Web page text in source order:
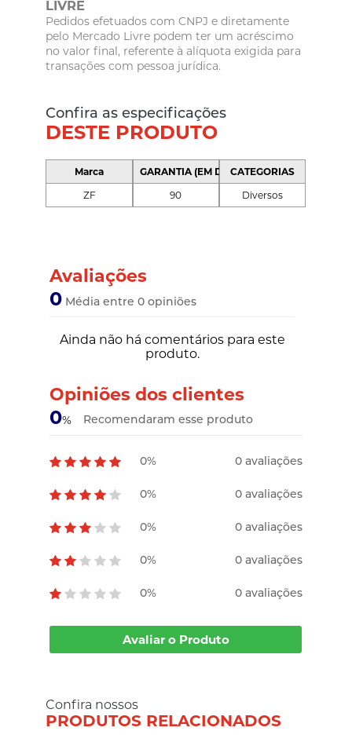
LIVRE
Pedidos efetuados com CNPJ e diretamente
pelo Mercado Livre podem ter um acréscimo
no valor final, referente à alíquota exigida para
transações com pessoa jurídica.
Confira as especificações
DESTE PRODUTO
Marca
ZF
GARANTIA (EM DIAS)
90
CATEGORIAS
Diversos
Avaliações
0 Média entre 0 opiniões
Ainda não há comentários para este
produto.
Opiniões dos clientes
0% Recomendaram esse produto
0% 0 avaliações
0% 0 avaliações
0% 0 avaliações
0% 0 avaliações
0% 0 avaliações
Avaliar o Produto
Confira nossos
PRODUTOS RELACIONADOS